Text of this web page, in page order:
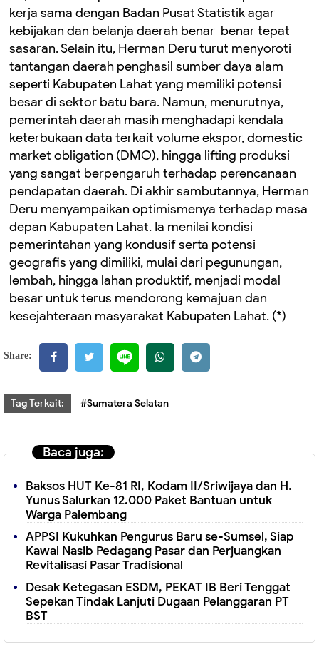
kerja sama dengan Badan Pusat Statistik agar
kebijakan dan belanja daerah benar-benar tepat
sasaran. Selain itu, Herman Deru turut menyoroti
tantangan daerah penghasil sumber daya alam
seperti Kabupaten Lahat yang memiliki potensi
besar di sektor batu bara. Namun, menurutnya,
pemerintah daerah masih menghadapi kendala
keterbukaan data terkait volume ekspor, domestic
market obligation (DMO), hingga lifting produksi
yang sangat berpengaruh terhadap perencanaan
pendapatan daerah. Di akhir sambutannya, Herman
Deru menyampaikan optimismenya terhadap masa
depan Kabupaten Lahat. Ia menilai kondisi
pemerintahan yang kondusif serta potensi
geografis yang dimiliki, mulai dari pegunungan,
lembah, hingga lahan produktif, menjadi modal
besar untuk terus mendorong kemajuan dan
kesejahteraan masyarakat Kabupaten Lahat. (*)
Share:
Tag Terkait: #Sumatera Selatan
Baca juga:
Baksos HUT Ke-81 RI, Kodam II/Sriwijaya dan H.
Yunus Salurkan 12.000 Paket Bantuan untuk
Warga Palembang
APPSI Kukuhkan Pengurus Baru se-Sumsel, Siap
Kawal Nasib Pedagang Pasar dan Perjuangkan
Revitalisasi Pasar Tradisional
Desak Ketegasan ESDM, PEKAT IB Beri Tenggat
Sepekan Tindak Lanjuti Dugaan Pelanggaran PT
BST